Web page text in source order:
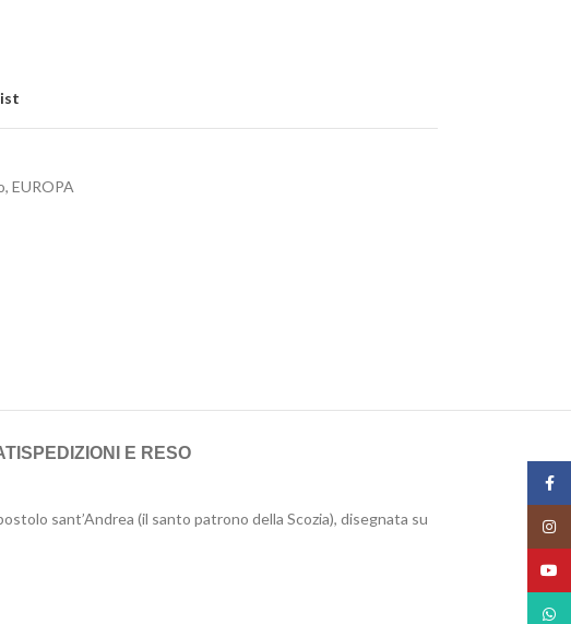
, EUROPA
SPEDIZIONI E RESO
sant’Andrea (il santo patrono della Scozia), disegnata su